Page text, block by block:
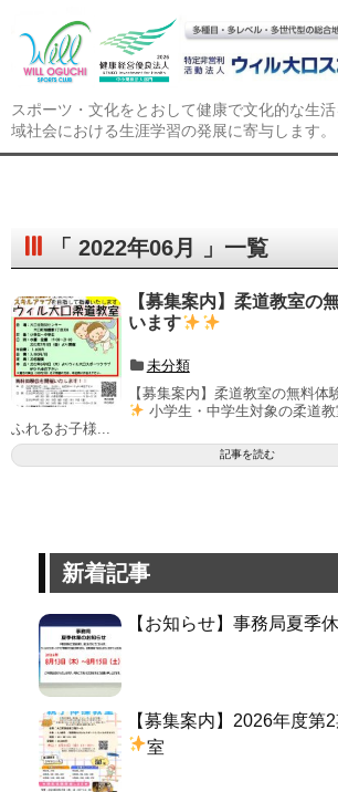
スポーツ・文化をとおして健康で文化的な生
域社会における生涯学習の発展に寄与します。
「 2022年06月 」一覧
【募集案内】柔道教室の
います
未分類
【募集案内】柔道教室の無料体
小学生・中学生対象の柔道
ふれるお子様...
記事を読む
新着記事
【お知らせ】事務局夏季
【募集案内】2026年度第
室